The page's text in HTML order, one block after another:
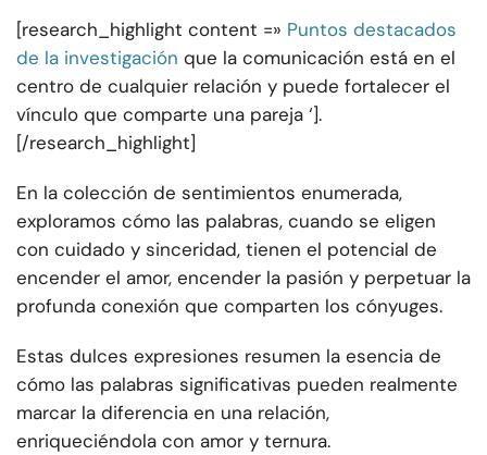
[research_highlight content =» Puntos destacados
de la investigación que la comunicación está en el
centro de cualquier relación y puede fortalecer el
vínculo que comparte una pareja ‘].
[/research_highlight]
En la colección de sentimientos enumerada,
exploramos cómo las palabras, cuando se eligen
con cuidado y sinceridad, tienen el potencial de
encender el amor, encender la pasión y perpetuar la
profunda conexión que comparten los cónyuges.
Estas dulces expresiones resumen la esencia de
cómo las palabras significativas pueden realmente
marcar la diferencia en una relación,
enriqueciéndola con amor y ternura.